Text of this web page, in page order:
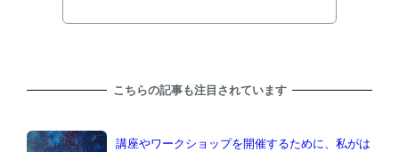
こちらの記事も注目されています
講座やワークショップを開催するために、私がは